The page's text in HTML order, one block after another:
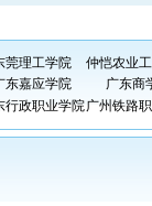
莞理工学院
仲恺农业
东嘉应学院
广东商
行政职业学院广州铁路